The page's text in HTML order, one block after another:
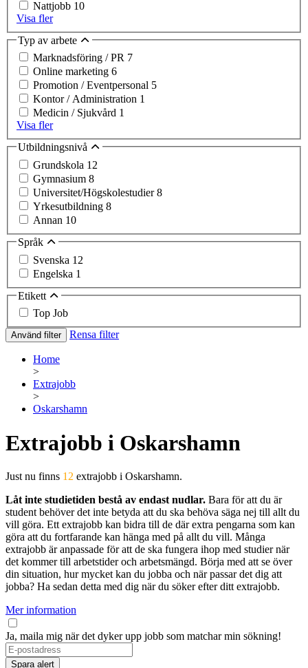
Nattjobb 10
Visa fler
Typ av arbete
Marknadsföring / PR 7
Online marketing 6
Promotion / Eventpersonal 5
Kontor / Administration 1
Medicin / Sjukvård 1
Visa fler
Utbildningsnivå
Grundskola 12
Gymnasium 8
Universitet/Högskolestudier8
Yrkesutbildning 8
Annan 10
Språk
Svenska 12
Engelska 1
Etikett
Top Job
Använd filter Rensa filter
Home
>
Extrajobb
>
Oskarshamn
Extrajobb i Oskarshamn
Just nu finns 12 extrajobb i Oskarshamn.
Låt inte studietiden bestå av endast nudlar. Bara för att du är
student behöver det inte betyda att du ska behöva säga nej till allt du
vill göra. Ett extrajobb kan bidra till de där extra pengarna som kan
göra att du fortfarande kan hänga med på allt du vill. Många
extrajobb är anpassade för att de ska fungera ihop med studier när
det kommer till arbetstider och arbetsmängd. Börja med att se över
din situation, hur mycket kan du jobba och när passar det dig att
jobba? Ha sedan detta med dig när du söker efter ditt extrajobb.
Mer information
Ja, maila mig när det dyker upp jobb som matchar min sökning!
Spara alert